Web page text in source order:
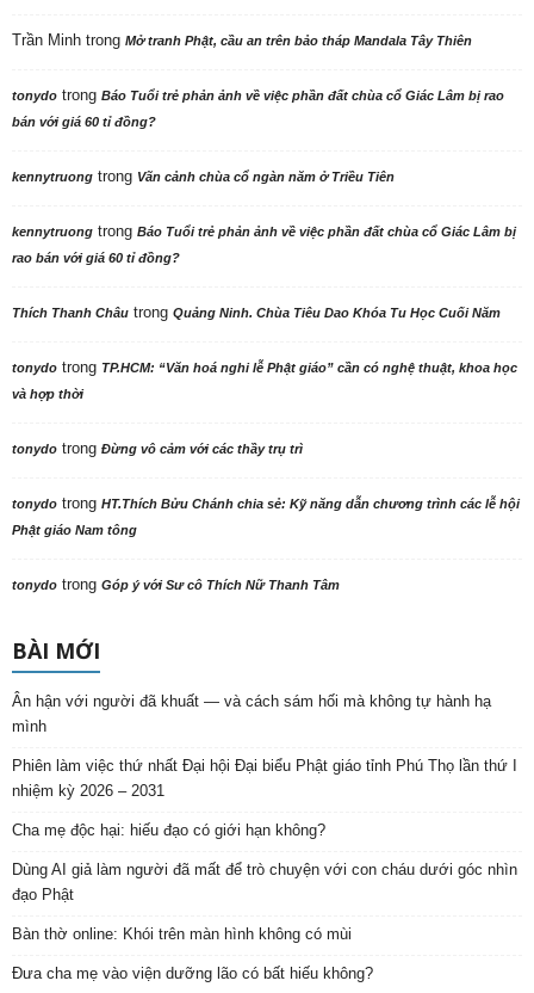
Trần Minh trong Mở tranh Phật, cầu an trên bảo tháp Mandala Tây Thiên
tonydo trong Báo Tuổi trẻ phản ảnh về việc phần đất chùa cổ Giác Lâm bị rao
bán với giá 60 tỉ đồng?
kennytruong trong Vãn cảnh chùa cổ ngàn năm ở Triều Tiên
kennytruong trong Báo Tuổi trẻ phản ảnh về việc phần đất chùa cổ Giác Lâm bị
rao bán với giá 60 tỉ đồng?
Thích Thanh Châu trong Quảng Ninh. Chùa Tiêu Dao Khóa Tu Học Cuối Năm
tonydo trong TP.HCM: “Văn hoá nghi lễ Phật giáo” cần có nghệ thuật, khoa học
và hợp thời
tonydo trong Đừng vô cảm với các thầy trụ trì
tonydo trong HT.Thích Bửu Chánh chia sẻ: Kỹ năng dẫn chương trình các lễ hội
Phật giáo Nam tông
tonydo trong Góp ý với Sư cô Thích Nữ Thanh Tâm
BÀI MỚI
Ân hận với người đã khuất — và cách sám hối mà không tự hành hạ
mình
Phiên làm việc thứ nhất Đại hội Đại biểu Phật giáo tỉnh Phú Thọ lần thứ I
nhiệm kỳ 2026 – 2031
Cha mẹ độc hại: hiếu đạo có giới hạn không?
Dùng AI giả làm người đã mất để trò chuyện với con cháu dưới góc nhìn
đạo Phật
Bàn thờ online: Khói trên màn hình không có mùi
Đưa cha mẹ vào viện dưỡng lão có bất hiếu không?